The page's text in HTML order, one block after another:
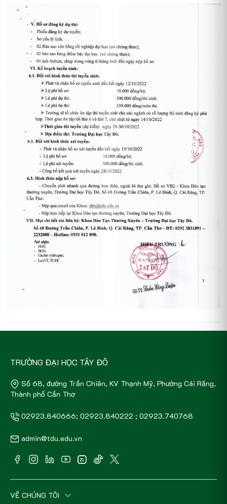
TRƯỜNG ĐẠI HỌC TÂY ĐÔ
Số 68, đường Trần Chiên, KV Thạnh Mỹ, Phường Cái Răng,
Thành phố Cần Thơ
02923.840666; 02923.840222 ; 02923.740768
admin@tdu.edu.vn
VỀ CHÚNG TÔI